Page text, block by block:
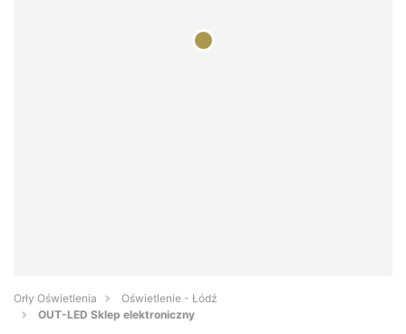
Orły Oświetlenia
Oświetlenie - Łódź
OUT-LED Sklep elektroniczny